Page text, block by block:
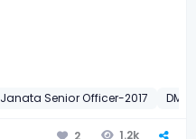
Janata Senior Officer-2017
1.2k